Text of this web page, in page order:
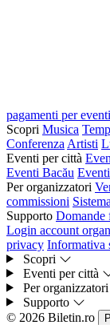
pagamenti per
Scopri Musica
Conferenza Artisti
Eventi per città
Eventi Bacău
Per organizzatori
commissioni
Supporto Domande
Login account
privacy Informativa
Scopri
Eventi per città
Per organizzatori
Supporto
© 2026 Biletin.ro